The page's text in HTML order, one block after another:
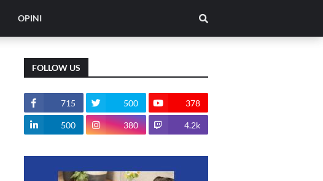
OPINI
FOLLOW US
715 500 378
500 380 4.2k